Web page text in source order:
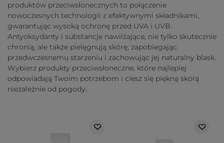
produktów przeciwsłonecznych to połączenie
nowoczesnych technologii z efektywnymi składnikami,
gwarantując wysoką ochronę przed UVA i UVB.
Antyoksydanty i substancje nawilżające, nie tylko skutecznie
chronią, ale także pielęgnują skórę, zapobiegając
przedwczesnemu starzeniu i zachowując jej naturalny blask.
Wybierz produkty przeciwsłoneczne, które najlepiej
odpowiadają Twoim potrzebom i ciesz się piękną skórą
niezależnie od pogody.